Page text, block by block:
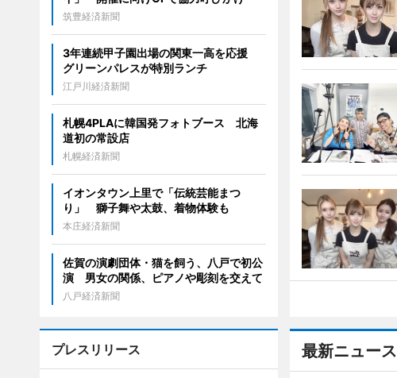
最新ニュース
筑豊経済新聞
3年連続甲子園出場の関東一高を応援
グリーンパレスが特別ランチ
江戸川経済新聞
札幌4PLAに韓国発フォトブース 北海
道初の常設店
札幌経済新聞
イオンタウン上里で「伝統芸能まつ
り」 獅子舞や太鼓、着物体験も
本庄経済新聞
佐賀の演劇団体・猫を飼う、八戸で初公
演 男女の関係、ピアノや彫刻を交えて
八戸経済新聞
プレスリリース